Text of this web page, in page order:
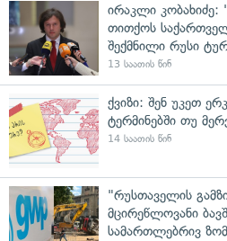
ირაკლი კობახიძე:
თითქოს
შექმნილი რუსი
13 საათის წინ
ქვიზი: შენ უკეთ
ტერმინებში თუ
14 საათის წინ
"რუსთაველის
მცირეწლოვანი
სამართლებრივ